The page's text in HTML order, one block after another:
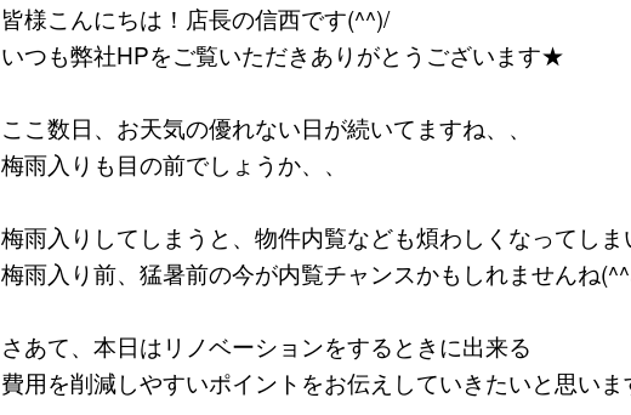
皆様こんにちは！店長の信西です(^^)/
いつも弊社HPをご覧いただきありがとうございます★
ここ数日、お天気の優れない日が続いてますね、、
梅雨入りも目の前でしょうか、、
梅雨入りしてしまうと、物件内覧なども煩わしくなってしま
梅雨入り前、猛暑前の今が内覧チャンスかもしれませんね
さあて、本日はリノベーションをするときに出来る
費用を削減しやすいポイントをお伝えしていきたいと思いま